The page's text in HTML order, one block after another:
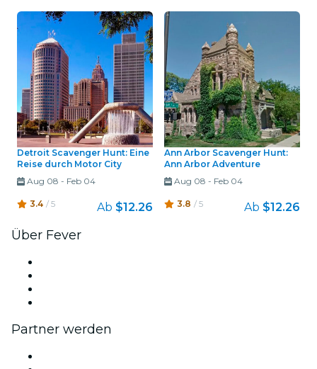
Detroit Scavenger Hunt: Eine
Reise durch Motor City
Aug 08 - Feb 04
3.4 / 5 Ab $12.26
Ann Arbor Scavenger Hunt:
Ann Arbor Adventure
Aug 08 - Feb 04
3.8 / 5 Ab $12.26
Über Fever
Partner werden